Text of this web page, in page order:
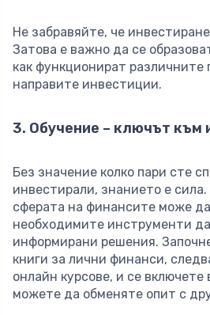
Не забравяйте, че
Затова е важно да се
как функционират различните
направите инвестиции.
3. Обучение – ключът към
Без значение колко пари сте
инвестирали, знанието е сила.
сферата на финансите може
необходимите инструменти
информирани решения.
книги за лични финанси,
онлайн курсове, и се
можете да обменяте опит с